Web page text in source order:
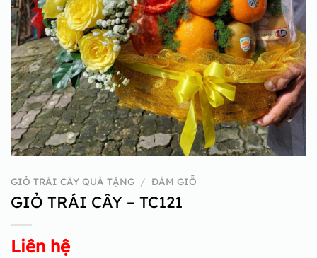
GIỎ TRÁI CÂY QUÀ TẶNG / ĐÁM GIỖ
GIỎ TRÁI CÂY – TC121
Liên hệ